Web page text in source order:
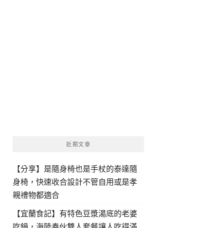
近期文章
【分享】是隨身椅也是手杖的泰達隨
身椅，快速收合設計不管自用或是孝
親禮物都適合
【宜蘭食記】有特色豆漿湯底的老婆